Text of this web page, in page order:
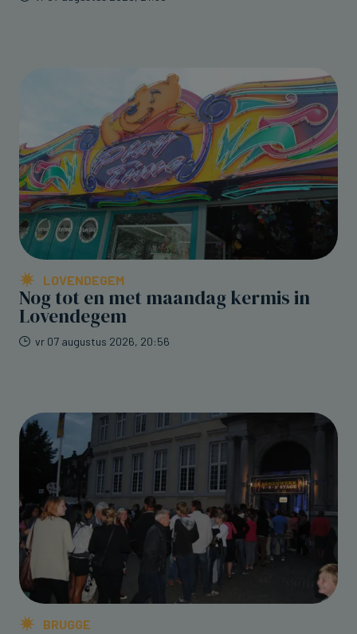
LOVENDEGEM
Nog tot en met maandag kermis in
Lovendegem
vr 07 augustus 2026, 20:56
BRUGGE